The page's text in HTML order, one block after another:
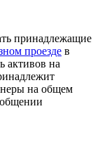
принадлежащие
проезде в
активов на
на общем